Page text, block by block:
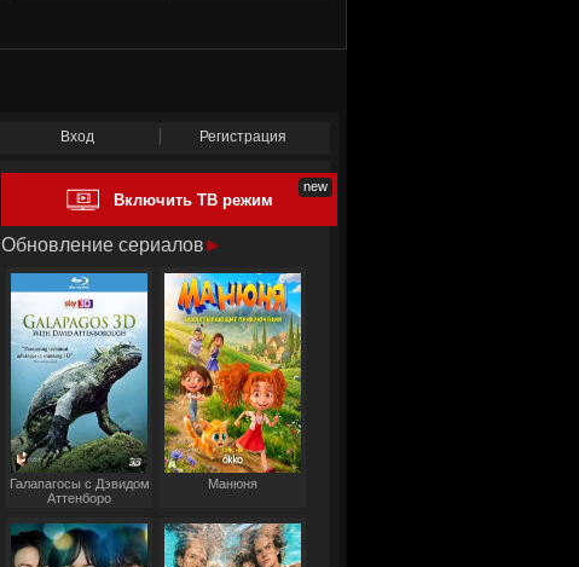
Вход Регистрация
Включить ТВ режим
Обновление сериалов
Галапагосы с Дэвидом
Аттенборо
Манюня